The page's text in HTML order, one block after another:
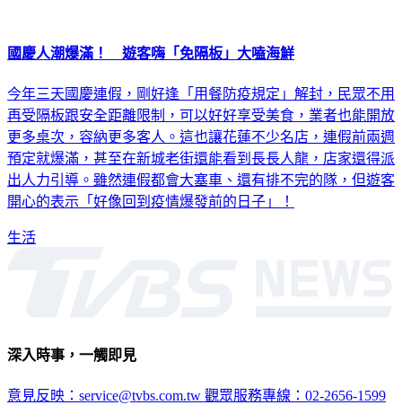
國慶人潮爆滿！ 遊客嗨「免隔板」大嗑海鮮
今年三天國慶連假，剛好逢「用餐防疫規定」解封，民眾不用
再受隔板跟安全距離限制，可以好好享受美食，業者也能開放
更多桌次，容納更多客人。這也讓花蓮不少名店，連假前兩週
預定就爆滿，甚至在新城老街還能看到長長人龍，店家還得派
出人力引導。雖然連假都會大塞車、還有排不完的隊，但遊客
開心的表示「好像回到疫情爆發前的日子」！
生活
深入時事，一觸即見
意見反映：service@tvbs.com.tw 觀眾服務專線：02-2656-1599